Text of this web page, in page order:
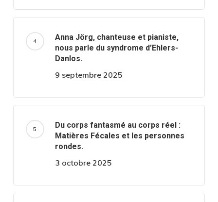
Anna Jörg, chanteuse et pianiste,
nous parle du syndrome d’Ehlers-
Danlos.
9 septembre 2025
Du corps fantasmé au corps réel :
Matières Fécales et les personnes
rondes.
3 octobre 2025